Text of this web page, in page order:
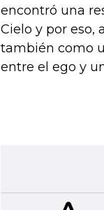
encontró una
Cielo y por eso,
también como
entre el ego y